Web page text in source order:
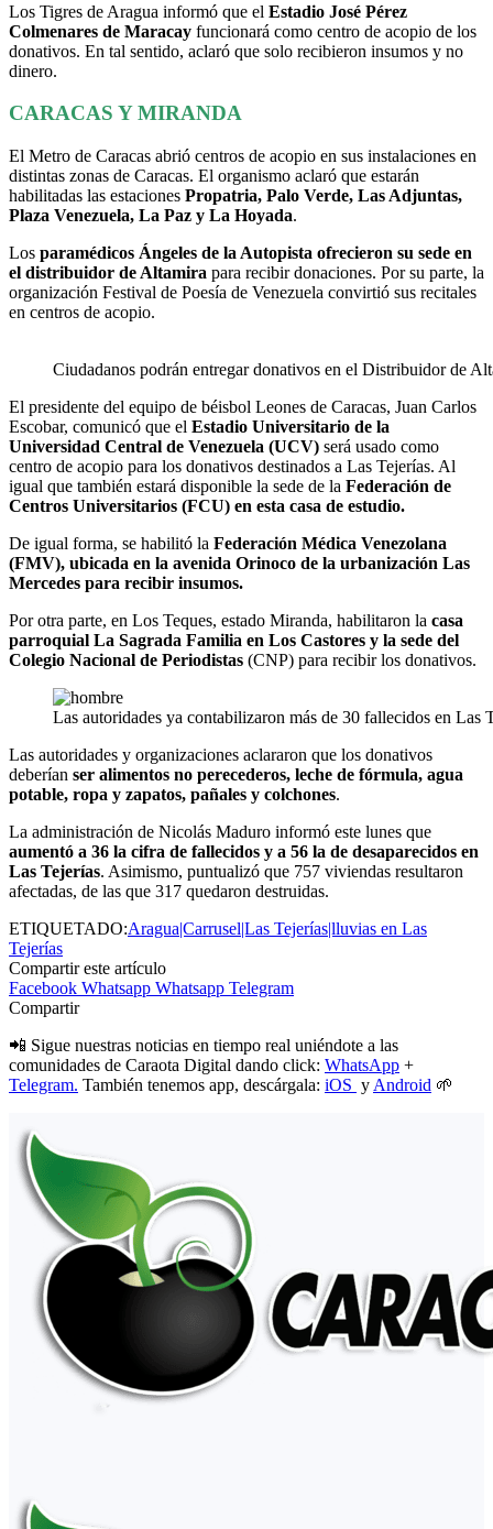
Los Tigres de Aragua informó que el Estadio José Pérez
Colmenares de Maracay funcionará como centro de acopio de los
donativos. En tal sentido, aclaró que solo recibieron insumos y no
dinero.
CARACAS Y MIRANDA
El Metro de Caracas abrió centros de acopio en sus instalaciones en
distintas zonas de Caracas. El organismo aclaró que estarán
habilitadas las estaciones Propatria, Palo Verde, Las Adjuntas,
Plaza Venezuela, La Paz y La Hoyada.
Los paramédicos Ángeles de la Autopista ofrecieron su sede en
el distribuidor de Altamira para recibir donaciones. Por su parte, la
organización Festival de Poesía de Venezuela convirtió sus recitales
en centros de acopio.
Ciudadanos podrán entregar donativos en el Distribuidor de
El presidente del equipo de béisbol Leones de Caracas, Juan Carlos
Escobar, comunicó que el Estadio Universitario de la
Universidad Central de Venezuela (UCV) será usado como
centro de acopio para los donativos destinados a Las Tejerías. Al
igual que también estará disponible la sede de la Federación de
Centros Universitarios (FCU) en esta casa de estudio.
De igual forma, se habilitó la Federación Médica Venezolana
(FMV), ubicada en la avenida Orinoco de la urbanización Las
Mercedes para recibir insumos.
Por otra parte, en Los Teques, estado Miranda, habilitaron la casa
parroquial La Sagrada Familia en Los Castores y la sede del
Colegio Nacional de Periodistas (CNP) para recibir los donativos.
Las autoridades ya contabilizaron más de 30 fallecidos en Las
Las autoridades y organizaciones aclararon que los donativos
deberían ser alimentos no perecederos, leche de fórmula, agua
potable, ropa y zapatos, pañales y colchones.
La administración de Nicolás Maduro informó este lunes que
aumentó a 36 la cifra de fallecidos y a 56 la de desaparecidos en
Las Tejerías. Asimismo, puntualizó que 757 viviendas resultaron
afectadas, de las que 317 quedaron destruidas.
ETIQUETADO:Aragua|Carrusel|Las Tejerías|lluvias en Las
Tejerías
Compartir este artículo
Facebook Whatsapp Whatsapp Telegram
Compartir
📲 Sigue nuestras noticias en tiempo real uniéndote a las
comunidades de Caraota Digital dando click: WhatsApp +
Telegram. También tenemos app, descárgala: iOS y Android 🌱